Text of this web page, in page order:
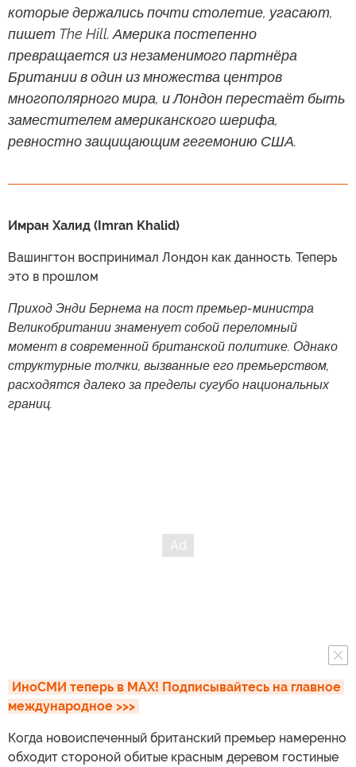
которые держались почти столетие, угасают,
пишет The Hill. Америка постепенно
превращается из незаменимого партнёра
Британии в один из множества центров
многополярного мира, и Лондон перестаёт быть
заместителем американского шерифа,
ревностно защищающим гегемонию США.
Имран Халид (Imran Khalid)
Вашингтон воспринимал Лондон как данность. Теперь
это в прошлом
Приход Энди Бернема на пост премьер-министра
Великобритании знаменует собой переломный
момент в современной британской политике. Однако
структурные толчки, вызванные его премьерством,
расходятся далеко за пределы сугубо национальных
границ.
ИноСМИ теперь в MAX! Подписывайтесь на главное
международное >>>
Когда новоиспеченный британский премьер намеренно
обходит стороной обитые красным деревом гостиные